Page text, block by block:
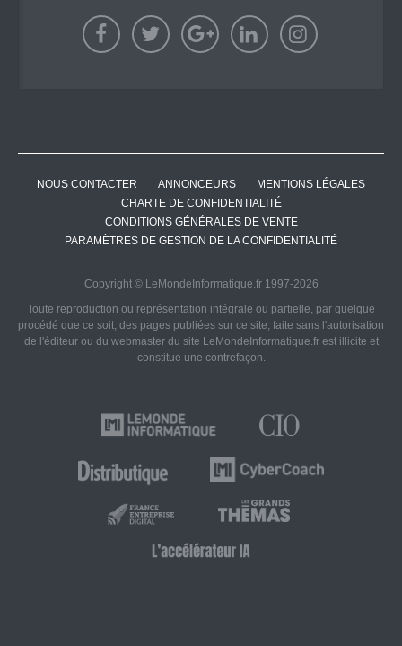
NOUS CONTACTER ANNONCEURS
MENTIONS LÉGALES
CHARTE DE CONFIDENTIALITÉ
CONDITIONS GÉNÉRALES DE VENTE
PARAMÈTRES DE GESTION DE LA CONFIDENTIALITÉ
Copyright © LeMondeInformatique.fr 1997-2026
Toute reproduction ou représentation intégrale ou partielle, par quelque
procédé que ce soit, des pages publiées sur ce site, faite sans l'autorisation
de l'éditeur ou du webmaster du site LeMondeInformatique.fr est illicite et
constitue une contrefaçon.